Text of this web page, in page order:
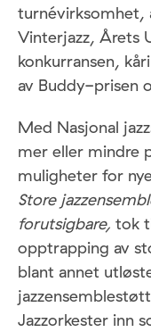
turnévirksomhet,
Vinterjazz, Årets
konkurransen,
av Buddy-prisen
Med Nasjonal
mer eller mindre
muligheter for
Store
forutsigbare, tok
opptrapping av
blant annet
Jazzorkester inn